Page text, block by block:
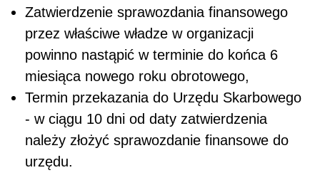
Zatwierdzenie sprawozdania finansowego
przez właściwe władze w organizacji
powinno nastąpić w terminie do końca 6
miesiąca nowego roku obrotowego,
Termin przekazania do Urzędu Skarbowego
- w ciągu 10 dni od daty zatwierdzenia
należy złożyć sprawozdanie finansowe do
urzędu.